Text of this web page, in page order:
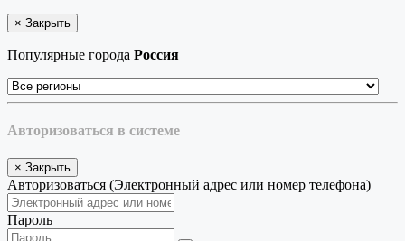
× Закрыть
Популярные города Россия
Авторизоваться в системе
× Закрыть
Авторизоваться (Электронный адрес или номер телефона)
Пароль